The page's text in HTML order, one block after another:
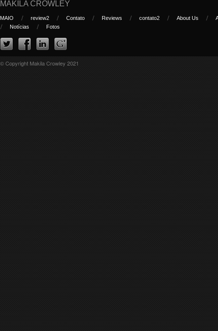
MAKILA CROWLEY
MAIO review2 Contato Reviews contato2 About Us
Notícias
Fotos
© Copyright Makila Crowley 2021